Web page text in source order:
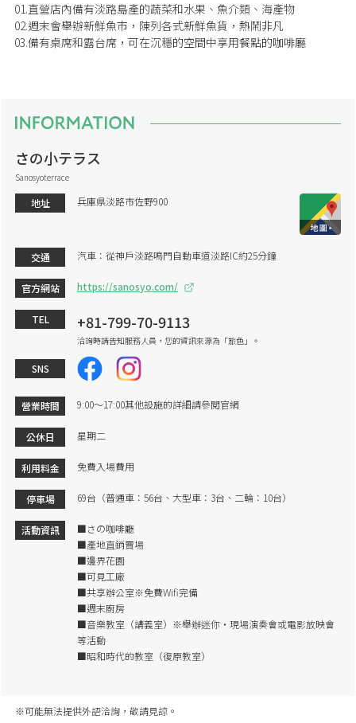
01.直營店內備有淡路島產的蔬菜和水果、魚介類、海產物
02.週末會舉辦新鮮魚市，陳列各式新鮮魚貨，熱鬧非凡
03.備有桌席和露台席，可在沉穩的空間中享用餐點的咖啡廳
さの小テラス
Sanosyoterrace
地址 兵庫県淡路市佐野900
交通 汽車：從神戶淡路鳴門自動車道淡路IC約25分鐘
官方網站 https://sanosyo.com/
TEL +81-799-70-9113
洽詢時請告知服務人員，您的資訊來源為「旅色」。
SNS
營業時間 9:00～17:00其他設施的詳細請參閱官網
公休日 星期二
利用料金 免費入場費用
停車場 69台（普通車：56台、大型車：3台、二輪：10台）
活動資訊
■さの咖啡廳
■產地直銷賣場
■邊界花園
■可見工廠
■共享辦公室※免費Wifi完備
■週末廚房
■音樂教室（講義室）※舉辦迷你・現場演奏會或電影放映會
等活動
■昭和時代的教室（復原教室）
※可能無法提供外語洽詢，敬請見諒。